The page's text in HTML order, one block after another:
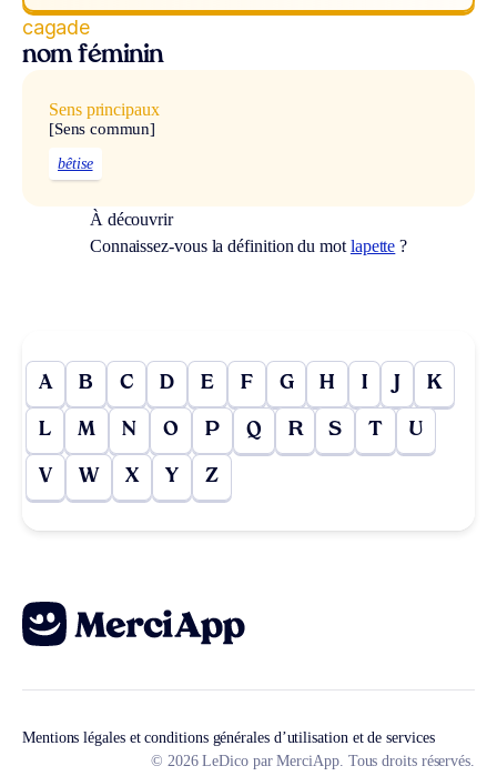
cagade
nom féminin
Sens principaux
[Sens commun]
bêtise
À découvrir
Connaissez-vous la définition du mot lapette ?
A B C D E F G H I J K
L M N O P Q R S T U
V W X Y Z
Mentions légales et conditions générales d’utilisation et de services
© 2026 LeDico par MerciApp. Tous droits réservés.